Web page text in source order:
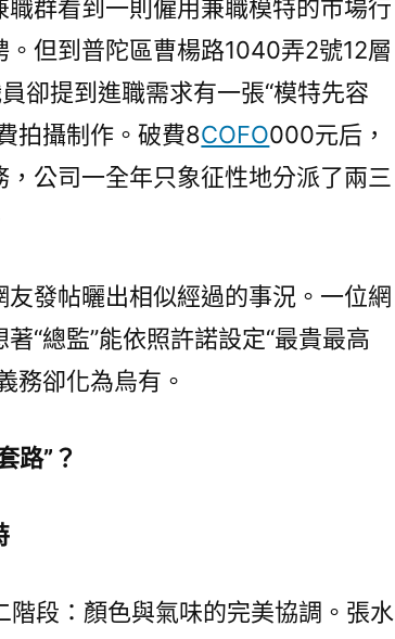
嵐
工
椅
00
多〉
群看到一則僱用兼職模特的市場行
但到普陀區曹楊路1040弄2號12層
卻提到進職需求有一張“模特先容
拍攝制作。破費8COFO000元后，
公司一全年只象征性地分派了兩三
發帖曬出相似經過的事況。一位網
“總監”能依照許諾設定“最貴最高
務卻化為烏有。
路”？
階段：顏色與氣味的完美協調。張水